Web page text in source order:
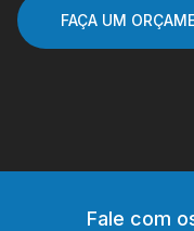
FAÇA UM
Fale com